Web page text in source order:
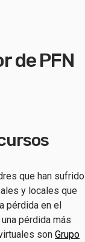
de PFN
que han sufrido
y locales que
pérdida en el
pérdida más
son Grupo